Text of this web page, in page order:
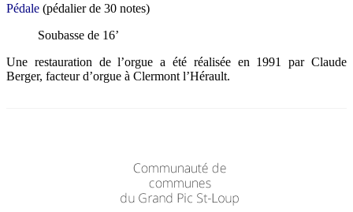
Pédale (pédalier de 30 notes)
Soubasse de 16’
Une restauration de l’orgue a été réalisée en 1991 par Claude
Berger, facteur d’orgue à Clermont l’Hérault.